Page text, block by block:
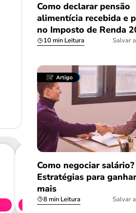
Como declarar pensão
alimentícia recebida e
no Imposto de Renda
10 min Leitura Salvar
Como negociar salário?
Estratégias para ganhar
mais
8 min Leitura Salvar